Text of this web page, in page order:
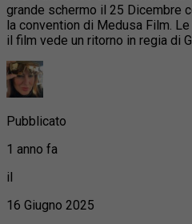
grande schermo il 25 Dicembre
la convention di Medusa Film.
il film vede un ritorno in regia di
Pubblicato
1 anno fa
il
16 Giugno 2025